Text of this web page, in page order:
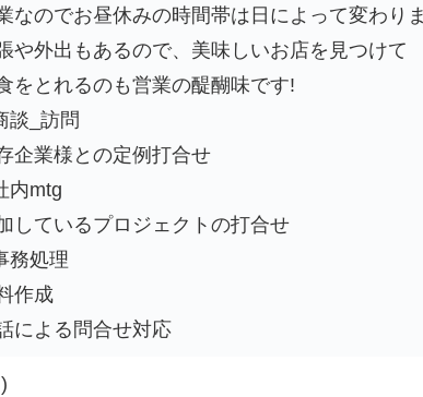
でお昼休みの時間帯は⽇によって変わりま
出もあるので、美味しいお店を⾒つけて
れるのも営業の醍醐味です!
談_訪問
様との定例打合せ
内mtg
いるプロジェクトの打合せ
務処理
成
る問合せ対応